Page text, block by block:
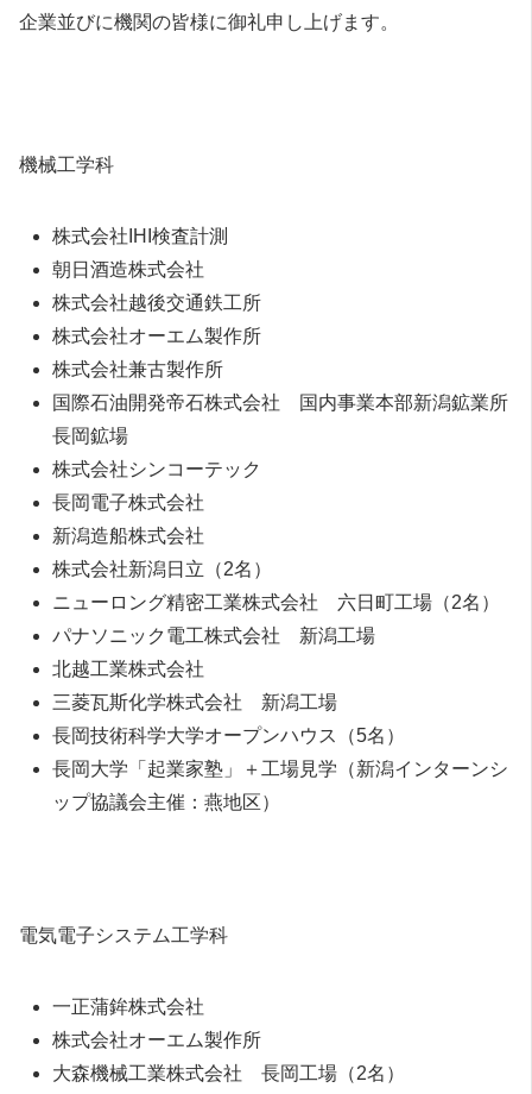
企業並びに機関の皆様に御礼申し上げます。
機械工学科
株式会社IHI検査計測
朝日酒造株式会社
株式会社越後交通鉄工所
株式会社オーエム製作所
株式会社兼古製作所
国際石油開発帝石株式会社 国内事業本部新潟鉱業所
長岡鉱場
株式会社シンコーテック
長岡電子株式会社
新潟造船株式会社
株式会社新潟日立（2名）
ニューロング精密工業株式会社 六日町工場（2名）
パナソニック電工株式会社 新潟工場
北越工業株式会社
三菱瓦斯化学株式会社 新潟工場
長岡技術科学大学オープンハウス（5名）
長岡大学「起業家塾」＋工場見学（新潟インターンシ
ップ協議会主催：燕地区）
電気電子システム工学科
一正蒲鉾株式会社
株式会社オーエム製作所
大森機械工業株式会社 長岡工場（2名）